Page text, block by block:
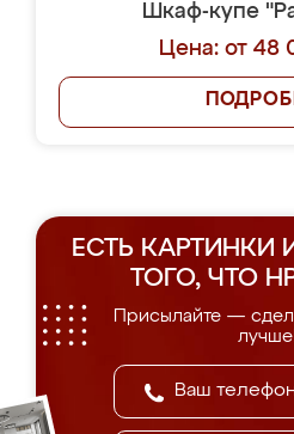
Шкаф-купе
Цена: от 48
ЕСТЬ КАРТИНКИ
ТОГО, ЧТО
Присылайте —